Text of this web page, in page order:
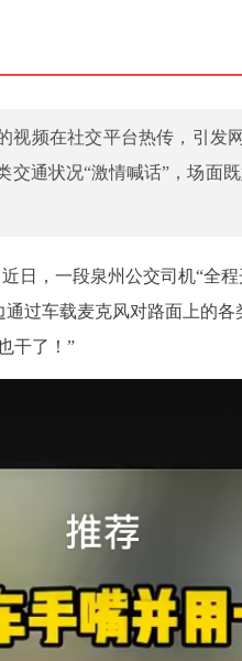
视频在社交平台热传，引发
通状况“激情喊话”，场面
日，一段泉州公交司机“全
过车载麦克风对路面上的
干了！”